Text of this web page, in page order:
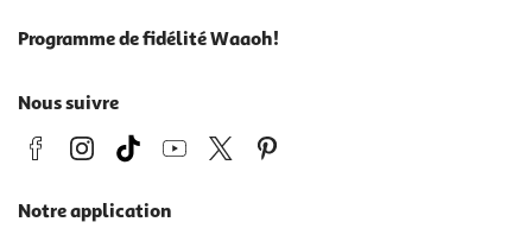
Programme de fidélité Waaoh!
Nous suivre
Notre application